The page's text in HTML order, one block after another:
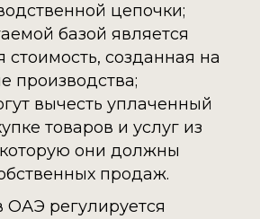
цепочки;
базой является
стоимость, созданная на
производства;
вычесть уплаченный
товаров и услуг из
они должны
продаж.
регулируется